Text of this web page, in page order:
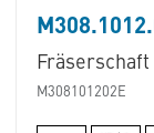
Fräserschaft
M308101202E